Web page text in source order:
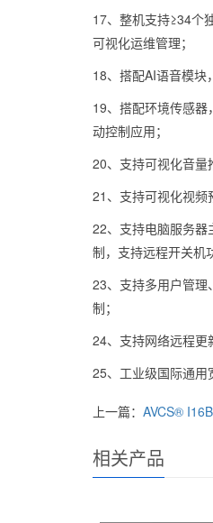
17、整机支持≥34个
可视化运维管理；
18、搭配AI语音模块
19、搭配环境传感
动控制应用；
20、支持可视化音量
21、支持可视化视频
22、支持电脑服务器
制，支持远程开关机
23、支持多用户管理
制；
24、支持网络远程更
25、工业级国际通用
上一篇： AVCS®
相关产品